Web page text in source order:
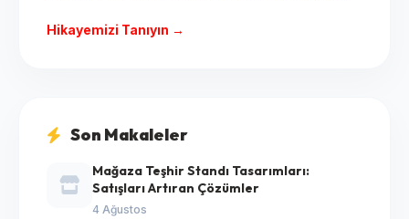
Hikayemizi Tanıyın →
Son Makaleler
Mağaza Teşhir Standı Tasarımları:
Satışları Artıran Çözümler
4 Ağustos